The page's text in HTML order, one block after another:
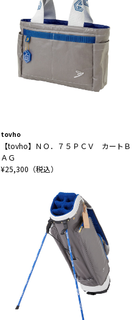
tovho
【tovho】ＮＯ．７５ＰＣＶ カートＢ
ＡＧ
¥25,300（税込）